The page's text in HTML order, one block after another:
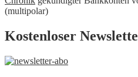
(multipolar)
Kostenloser